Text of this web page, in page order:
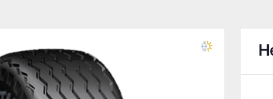
Доп услуги на Шиномонтаже
Дошиповка, Ошиповка, Перешиповка
Шумоизоляция покрышек
Подбор запчастей